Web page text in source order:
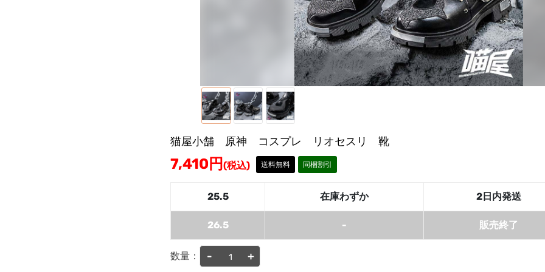
猫屋小舗 原神 コスプレ リオセスリ 靴
7,410 円 (税込) 送料無料 同梱割引
25.5 在庫わずか 2日内発送
26.5 - 販売終了
数量： - +